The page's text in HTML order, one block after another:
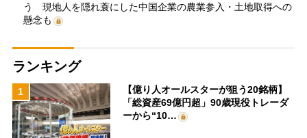
う 現地人を隠れ蓑にした中国企業の農業参入・土地取得への
懸念も
ランキング
1
【億り人オールスターが狙う20銘柄】
「総資産69億円超」90歳現役トレーダ
ーから“10…